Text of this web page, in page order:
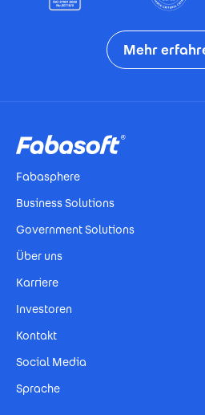
Mehr
Fabasphere
Business Solutions
Government Solutions
Über uns
Karriere
Investoren
Kontakt
Social Media
Sprache